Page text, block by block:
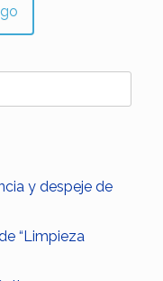
y despeje de
“Limpieza